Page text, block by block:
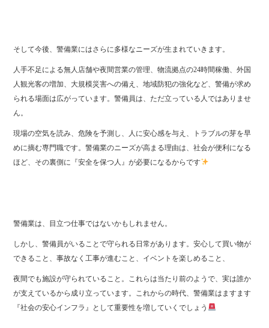
そして今後、警備業にはさらに多様なニーズが生まれていきます。
人手不足による無人店舗や夜間営業の管理、物流拠点の24時間稼働、外国
人観光客の増加、大規模災害への備え、地域防犯の強化など、警備が求め
られる場面は広がっています。警備員は、ただ立っている人ではありませ
ん。
現場の空気を読み、危険を予測し、人に安心感を与え、トラブルの芽を早
めに摘む専門職です。警備業のニーズが高まる理由は、社会が便利になる
ほど、その裏側に『安全を保つ人』が必要になるからです
警備業は、目立つ仕事ではないかもしれません。
しかし、警備員がいることで守られる日常があります。安心して買い物が
できること、事故なく工事が進むこと、イベントを楽しめること、
夜間でも施設が守られていること。これらは当たり前のようで、実は誰か
が支えているから成り立っています。これからの時代、警備業はますます
『社会の安心インフラ』として重要性を増していくでしょう